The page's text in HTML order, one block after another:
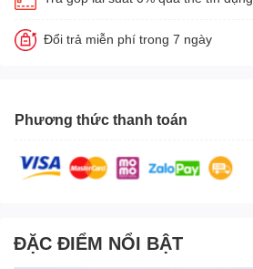
Đổi trả miễn phí trong 7 ngày
Phương thức thanh toán
ĐẶC ĐIỂM NỔI BẬT